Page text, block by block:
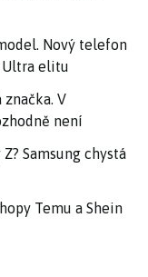
Nový telefon
Ultra elitu
V
není
Samsung chystá
Temu a Shein